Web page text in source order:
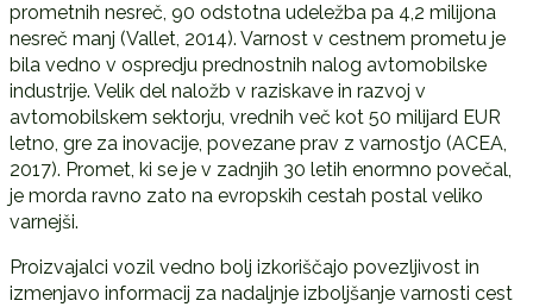
prometnih nesreč, 90 odstotna udeležba pa 4,2 milijona
nesreč manj (Vallet, 2014). Varnost v cestnem prometu je
bila vedno v ospredju prednostnih nalog avtomobilske
industrije. Velik del naložb v raziskave in razvoj v
avtomobilskem sektorju, vrednih več kot 50 milijard EUR
letno, gre za inovacije, povezane prav z varnostjo (ACEA,
2017). Promet, ki se je v zadnjih 30 letih enormno povečal,
je morda ravno zato na evropskih cestah postal veliko
varnejši.
Proizvajalci vozil vedno bolj izkoriščajo povezljivost in
izmenjavo informacij za nadaljnje izboljšanje varnosti cest